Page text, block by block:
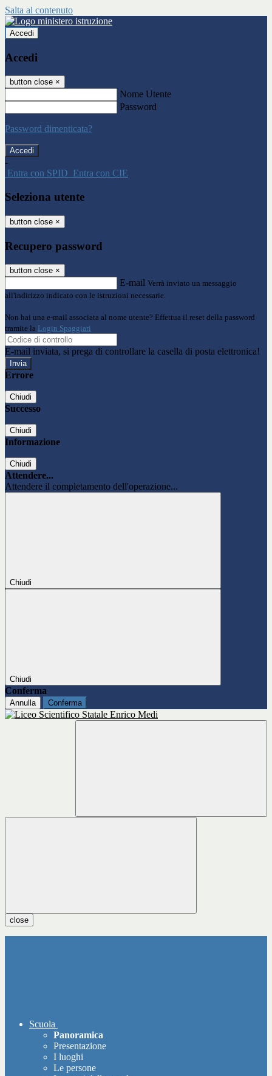
Salta al contenuto
Accedi
Accedi
button close ×
Nome Utente
Password
Password dimenticata?
-
Entra con SPID Entra con CIE
Seleziona utente
button close ×
Recupero password
button close ×
E-mail Verrà inviato un messaggio
all'indirizzo indicato con le istruzioni necessarie.
Non hai una e-mail associata al nome utente? Effettua il reset della password
tramite la Login Spaggiari
E-mail inviata, si prega di controllare la casella di posta elettronica!
Errore
Chiudi
Successo
Chiudi
Informazione
Chiudi
Attendere...
Attendere il completamento dell'operazione...
Chiudi
Chiudi
Conferma
Annulla Conferma
close
Scuola
Panoramica
Presentazione
I luoghi
Le persone